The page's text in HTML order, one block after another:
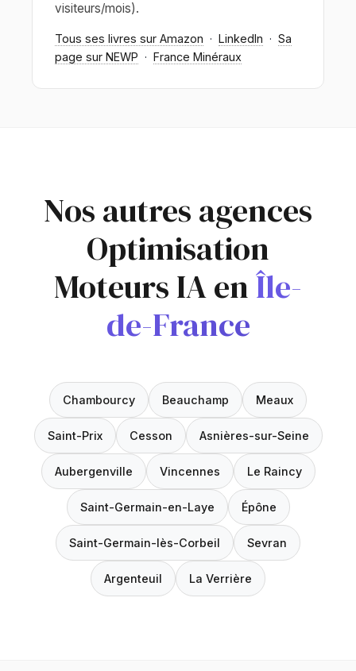
visiteurs/mois).
Tous ses livres sur Amazon · LinkedIn · Sa
page sur NEWP · France Minéraux
Nos autres agences
Optimisation
Moteurs IA enÎle-
de-France
Chambourcy Beauchamp Meaux
Saint-Prix Cesson Asnières-sur-Seine
Aubergenville Vincennes Le Raincy
Saint-Germain-en-Laye Épône
Saint-Germain-lès-Corbeil Sevran
Argenteuil La Verrière